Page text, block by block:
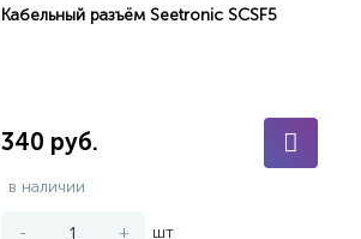
Кабельный разъём Seetronic SCSF5
340 руб.
в наличии
- + шт